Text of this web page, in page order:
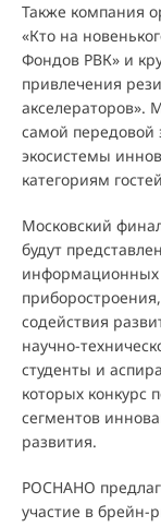
Также компания
«Кто на
Фондов РВК» и
привлечения
акселераторов».
самой передовой
экосистемы
категориям
Московский
будут
информационных
содействия
научно-
студенты и
которых конкурс
сегментов
развития.
РОСНАНО
участие в брейн-